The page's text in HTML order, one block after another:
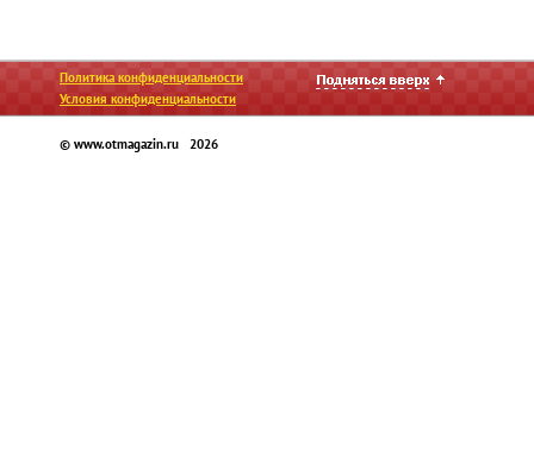
Политика конфиденциальности
Условия конфиденциальности
© www.otmagazin.ru 2026